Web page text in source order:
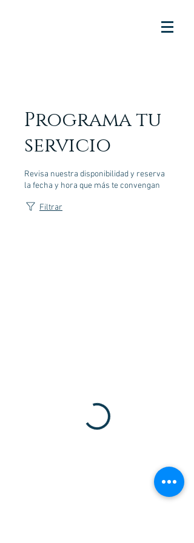
Programa tu
servicio
Revisa nuestra disponibilidad y reserva
la fecha y hora que más te convengan
Filtrar